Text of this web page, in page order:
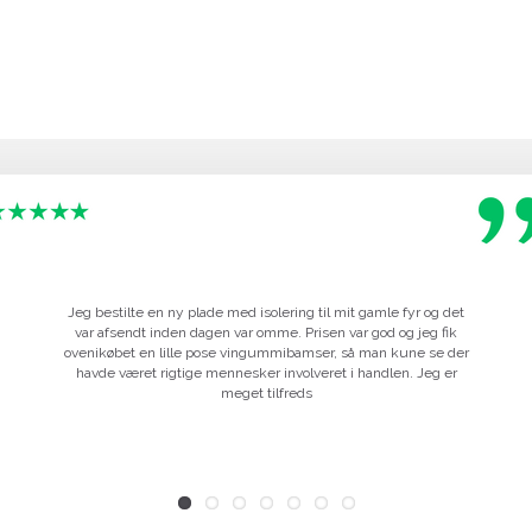
Jeg bestilte en ny plade med isolering til mit gamle fyr og det
var afsendt inden dagen var omme. Prisen var god og jeg fik
ovenikøbet en lille pose vingummibamser, så man kune se der
havde været rigtige mennesker involveret i handlen. Jeg er
meget tilfreds